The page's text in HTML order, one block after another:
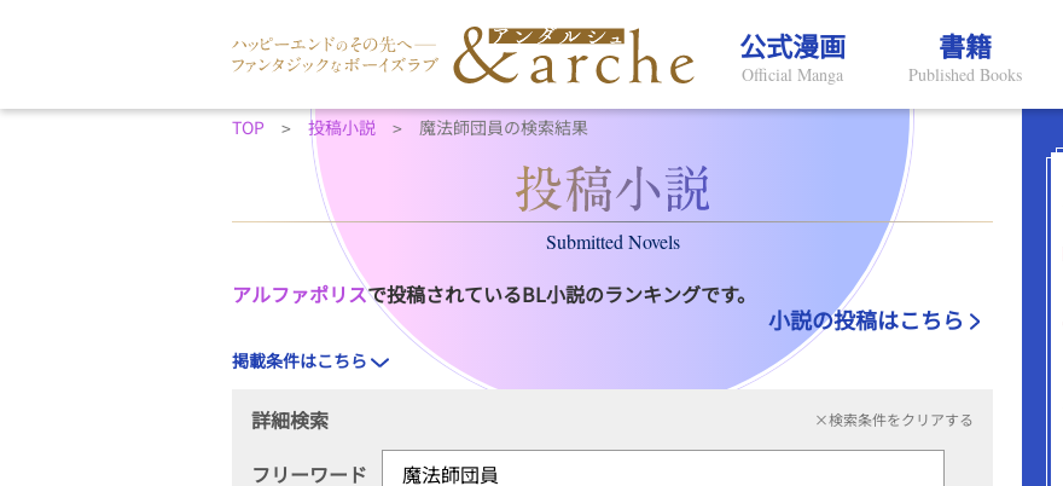
公式漫画
Official Manga
書籍
Published Books
TOP 投稿小説 魔法師団員の検索結果
Submitted Novels
アルファポリスで投稿されているBL小説のランキングです。
小説の投稿はこちら
掲載条件はこちら
詳細検索 ×検索条件をクリアする
フリーワード